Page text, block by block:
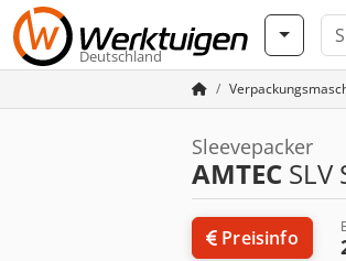
Deutschland
Sleevepacker
AMTEC SLV
Preisinfo